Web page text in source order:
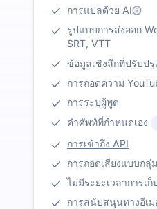
การแปลด้วย AI
รูปแบบการส่งออก
SRT, VTT
ข้อมูลเชิงลึกที่ปรับปรุ
การถอดความ
การระบุผู้พูด
คำศัพท์ที่กำหนดเอง
การเข้าถึง API
การถอดเสียงแบบกลุ่ม
ไม่มีระยะเวลาการเ
การสนับสนุนทางอีเ